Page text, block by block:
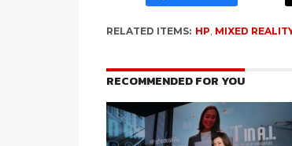
RELATED ITEMS: HP MIXED
RECOMMENDED FOR YOU